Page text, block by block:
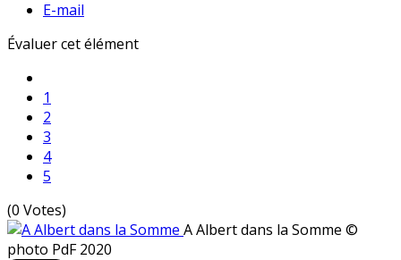
E-mail
Évaluer cet élément
1
2
3
4
5
(0 Votes)
A Albert dans la Somme ©
photo PdF 2020